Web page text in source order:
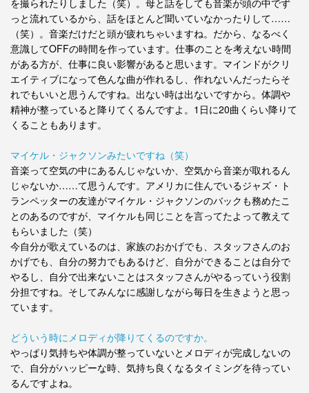
を撮られたりしました（笑）。母と話をしても音楽が頭の中でず
っと流れているから、話をほとんど聞いていなかったりして……
（笑）。音楽だけだと頭が疲れちゃいますね。だから、なるべく
意識してOFFの時間を作っています。仕事のことを考えない時間
がある方が、仕事に良い影響があると思います。マインドがクリ
エイティブになって色んな曲が作れるし、作れないんだったらそ
れでもいいと思うんですね。出ない時は出ないですから。体調や
精神が整っていると降りてくるんですよ。1日に20曲くらい降りて
くることもあります。
マイケル・ジャクソンみたいですね（笑）
音楽って空気の中にあるんじゃないか、空気から音楽が取れるん
じゃないか……て思うんです。アメリカに住んでいるジャズ・ト
ランペッターの友達がマイケル・ジャクソンのバックも務めたこ
とのあるのですが、マイケルも同じことを言ってたよって教えて
もらいました（笑）
今自分が歌えているのは、家族のおかげでも、スタッフさんのお
かげでも、自分の努力でもあるけど、自分ができることは自分で
やるし、自分で出来ないことはスタッフさんがやるっていう役割
分担ですね。そしてみんなに感謝しながら毎日を生きようと思っ
ています。
どういう時にメロディが降りてくるのですか。
やっぱり気持ちや体調が整っていないとメロディが完成しないの
で、自分がハッピーな時、気持ち良くなるタイミングを待ってい
るんですよね。